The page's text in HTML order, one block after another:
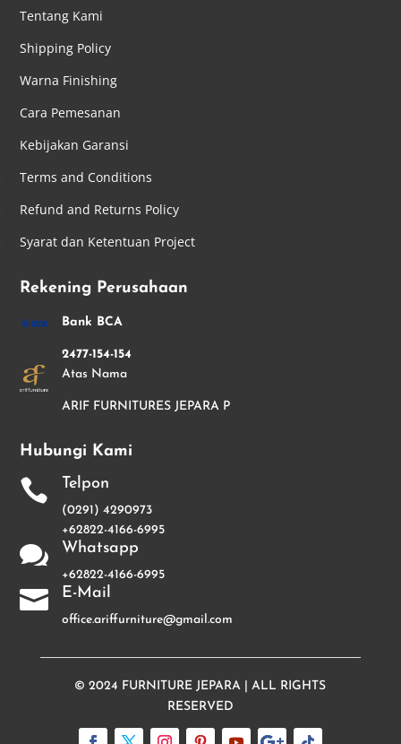
Tentang Kami
Shipping Policy
Warna Finishing
Cara Pemesanan
Kebijakan Garansi
Terms and Conditions
Refund and Returns Policy
Syarat dan Ketentuan Project
Rekening Perusahaan
Bank BCA
2477-154-154
Atas Nama
ARIF FURNITURES JEPARA P
Hubungi Kami
 Telpon
(0291) 4290973
+62822-4166-6995
 Whatsapp
+62822-4166-6995
 E-Mail
office.ariffurniture@gmail.com
© 2024 FURNITURE JEPARA | ALL RIGHTS
RESERVED